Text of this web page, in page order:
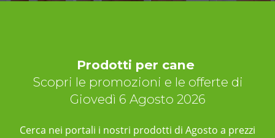
Prodotti per cane
Scopri le promozioni e le offerte di
Giovedì 6 Agosto 2026
Cerca nei portali i nostri prodotti di Agosto a prezzi